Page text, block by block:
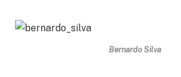
Bernardo Silva